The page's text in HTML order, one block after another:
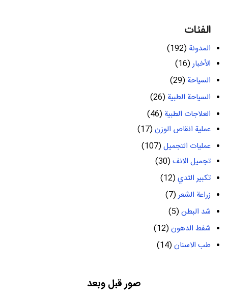
الفئات
المدونة (192)
الأخبار(16)
السياحة (29)
السياحة الطبية (26)
العلاجات الطبية (46)
عملية انقاص الوزن(17)
عمليات التجميل(107)
تجميل الانف(30)
تكبير الثدي(12)
زراعة الشعر(7)
شد البطن(5)
شفط الدهون(12)
طب الاسنان(14)
صور قبل وبعد